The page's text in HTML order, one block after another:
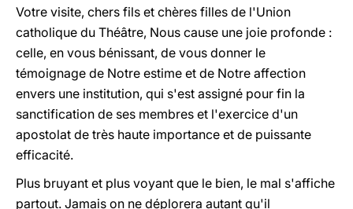
Votre visite, chers fils et chères filles de l'Union
catholique du Théâtre, Nous cause une joie profonde :
celle, en vous bénissant, de vous donner le
témoignage de Notre estime et de Notre affection
envers une institution, qui s'est assigné pour fin la
sanctification de ses membres et l'exercice d'un
apostolat de très haute importance et de puissante
efficacité.
Plus bruyant et plus voyant que le bien, le mal s'affiche
partout. Jamais on ne déplorera autant qu'il